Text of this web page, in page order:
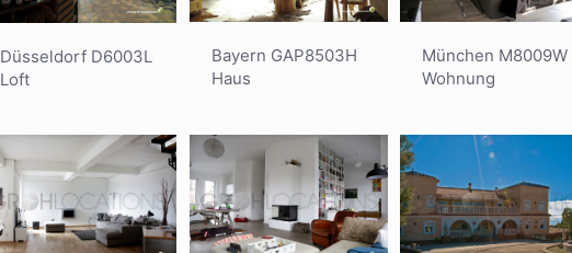
Düsseldorf D6003L
Loft
Bayern GAP8503H
Haus
München M8009W
Wohnung